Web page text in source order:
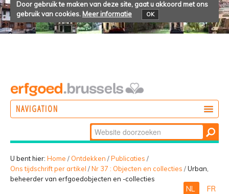
Door gebruik te maken van deze site, gaat u akkoord met ons
gebruik van cookies. Meer informatie OK
NAVIGATION
BELEVEN
Zoek
Geavanceerd
zoeken...
U bent hier: Home / Ontdekken /Publicaties /
Ons tijdschrift per artikel /Nr 37 : Objecten en collecties /Urban,
beheerder van erfgoedobjecten en -collecties
NL FR